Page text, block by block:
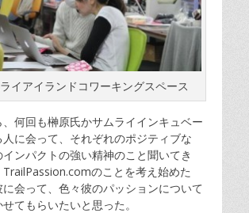
イアイランドコワーキングスペース
何回も榊原氏かサムライインキュベー
人に会って、それぞれのポジティブな
ンパクトの強い精神のこと聞いてき
TrailPassion.comのことを考え始めた
会って、色々彼のパッションについて
てもらいたいと思った。